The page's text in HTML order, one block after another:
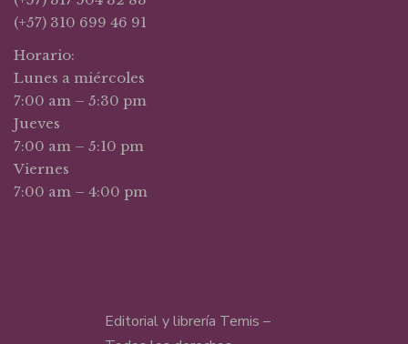
(+57) 310 699 46 91
Horario:
Lunes a miércoles
7:00 am – 5:30 pm
Jueves
7:00 am – 5:10 pm
Viernes
7:00 am – 4:00 pm
Editorial y librería Temis –